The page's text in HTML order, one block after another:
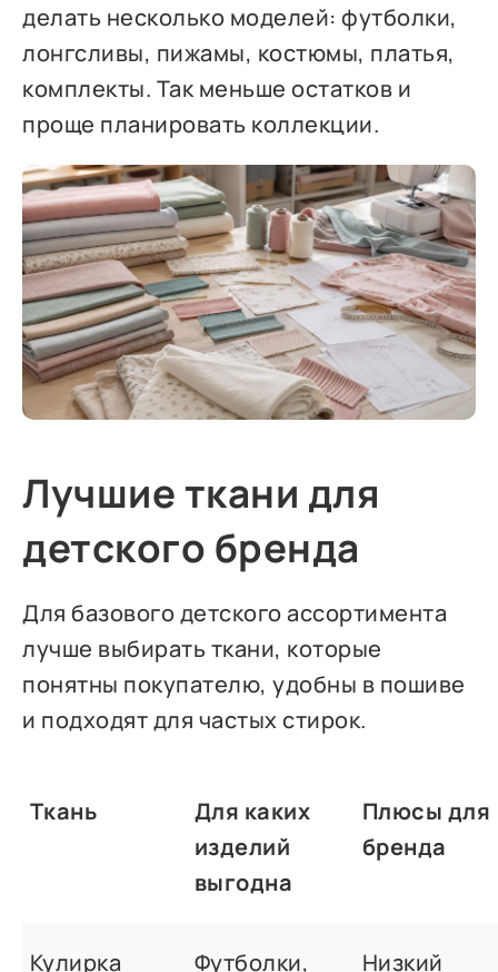
делать несколько моделей: футболки,
лонгсливы, пижамы, костюмы, платья,
комплекты. Так меньше остатков и
проще планировать коллекции.
Лучшие ткани для
детского бренда
Для базового детского ассортимента
лучше выбирать ткани, которые
понятны покупателю, удобны в пошиве
и подходят для частых стирок.
Ткань
Для каких
изделий
выгодна
Плюсы для
бренда
Кулирка Футболки, Низкий